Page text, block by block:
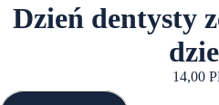
Dzień dentysty
14,00